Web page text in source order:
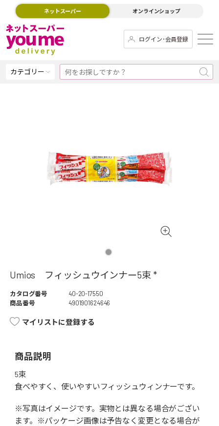
ネットスーパー オンラインショップ
ログイン･会員登録
カテゴリー
Umios フィッシュウインナー5束 *
カタログ番号
40-20-17550
商品番号
4901901624646
マイリストに登録する
商品説明
5束
食べやすく、使いやすいフィッシュウィンナーです。
※写真はイメージです。実物とは異なる場合がござい
ます。※パッケージ画像は予告なく変更となる場合が